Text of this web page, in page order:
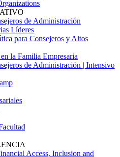
de Administración
Líderes
para Consejeros y Altos
la Familia Empresaria
de Administración | Intensivo
Access, Inclusion and